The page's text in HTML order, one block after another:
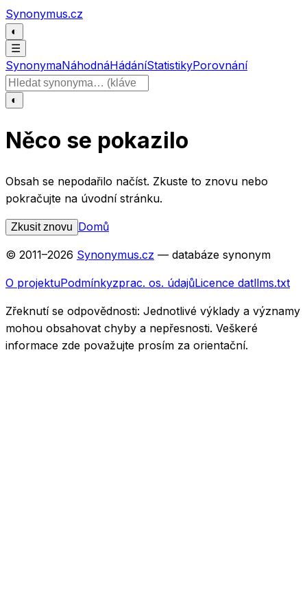
Přeskočit na obsah
Synonymus.cz
◐
☰
SynonymaNáhodnáHádáníStatistikyPorovnání
Hledat slovo
◐
Něco se pokazilo
Obsah se nepodařilo načíst. Zkuste to znovu nebo
pokračujte na úvodní stránku.
Zkusit znovu Domů
© 2011–2026 Synonymus.cz — databáze synonym
O projektuPodmínkyzprac. os. údajůLicence datllms.txt
Zřeknutí se odpovědnosti: Jednotlivé výklady a významy
mohou obsahovat chyby a nepřesnosti. Veškeré
informace zde považujte prosím za orientační.